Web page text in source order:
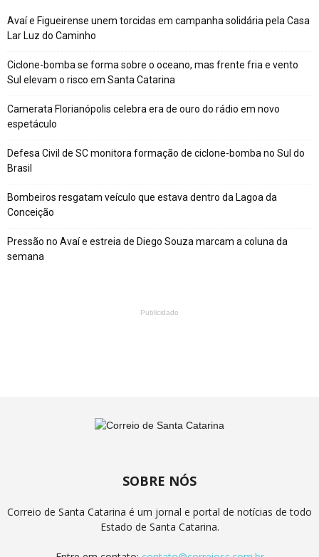
Avaí e Figueirense unem torcidas em campanha solidária pela Casa
Lar Luz do Caminho
Ciclone-bomba se forma sobre o oceano, mas frente fria e vento
Sul elevam o risco em Santa Catarina
Camerata Florianópolis celebra era de ouro do rádio em novo
espetáculo
Defesa Civil de SC monitora formação de ciclone-bomba no Sul do
Brasil
Bombeiros resgatam veículo que estava dentro da Lagoa da
Conceição
Pressão no Avaí e estreia de Diego Souza marcam a coluna da
semana
Publicidade
SOBRE NÓS
Correio de Santa Catarina é um jornal e portal de notícias de todo
Estado de Santa Catarina.